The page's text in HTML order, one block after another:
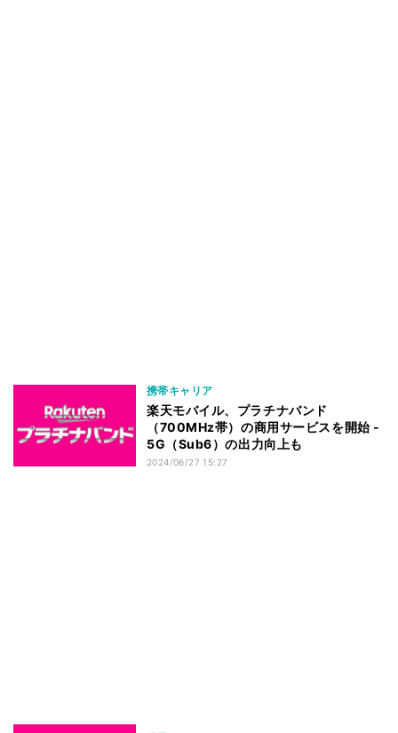
携帯キャリア
楽天モバイル、プラチナバンド
（700MHz帯）の商用サービスを開始 -
5G（Sub6）の出力向上も
2024/06/27 15:27